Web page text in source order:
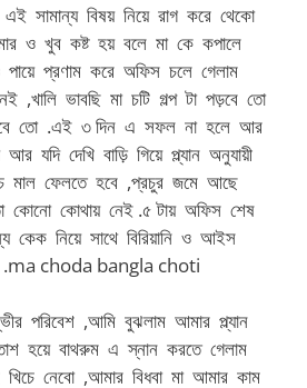
সামান্য বিষয় নিয়ে রাগ করে থেকো
ও খুব কষ্ট হয় বলে মা কে কপালে
প্রণাম করে অফিস চলে গেলাম
,খালি ভাবছি মা চটি গল্প টা পড়বে তো
তো .এই ৩ দিন এ সফল না হলে আর
যদি দেখি বাড়ি গিয়ে প্ল্যান অনুযায়ী
মাল ফেলতে হবে ,প্রচুর জমে আছে
কোনো কোথায় নেই .৫ টায় অফিস শেষ
কেক নিয়ে সাথে বিরিয়ানি ও আইস
.ma choda bangla choti
পরিবেশ ,আমি বুঝলাম আমার প্ল্যান
হয়ে বাথরুম এ স্নান করতে গেলাম
নেবো ,আমার বিধবা মা আমার কাম